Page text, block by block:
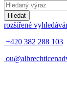
Hledat
rozšířené
+420 382 288 103